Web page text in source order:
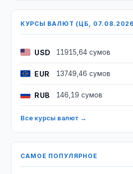
КУРСЫ ВАЛЮТ (ЦБ,
USD 11915,64 сумов
EUR 13749,46 сумов
RUB 146,19 сумов
Все курсы валют →
САМОЕ ПОПУЛЯРНОЕ